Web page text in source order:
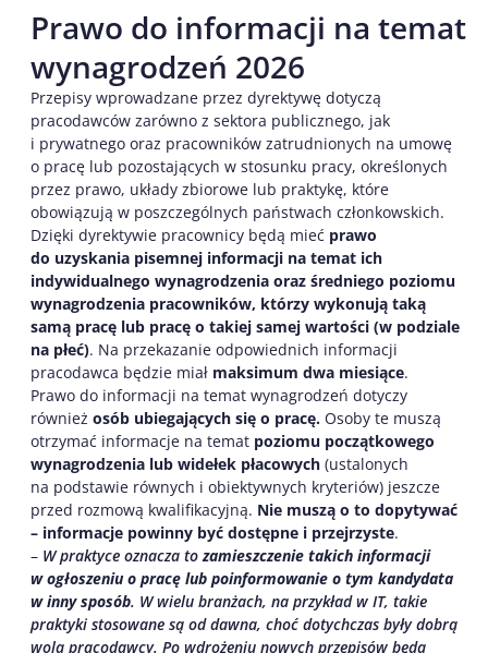
Prawo do informacji na temat
wynagrodzeń 2026
Przepisy wprowadzane przez dyrektywę dotyczą
pracodawców zarówno z sektora publicznego, jak
i prywatnego oraz pracowników zatrudnionych na umowę
o pracę lub pozostających w stosunku pracy, określonych
przez prawo, układy zbiorowe lub praktykę, które
obowiązują w poszczególnych państwach członkowskich.
Dzięki dyrektywie pracownicy będą mieć prawo
do uzyskania pisemnej informacji na temat ich
indywidualnego wynagrodzenia oraz średniego poziomu
wynagrodzenia pracowników, którzy wykonują taką
samą pracę lub pracę o takiej samej wartości (w podziale
na płeć). Na przekazanie odpowiednich informacji
pracodawca będzie miał maksimum dwa miesiące.
Prawo do informacji na temat wynagrodzeń dotyczy
również osób ubiegających się o pracę. Osoby te muszą
otrzymać informacje na temat poziomu początkowego
wynagrodzenia lub widełek płacowych (ustalonych
na podstawie równych i obiektywnych kryteriów) jeszcze
przed rozmową kwalifikacyjną. Nie muszą o to dopytywać
– informacje powinny być dostępne i przejrzyste.
– W praktyce oznacza tozamieszczenie takich informacji
w ogłoszeniu o pracę lub poinformowanie o tym kandydata
w inny sposób. W wielu branżach, na przykład w IT, takie
praktyki stosowane są od dawna, choć dotychczas były dobrą
wolą pracodawcy. Po wdrożeniu nowych przepisów będą